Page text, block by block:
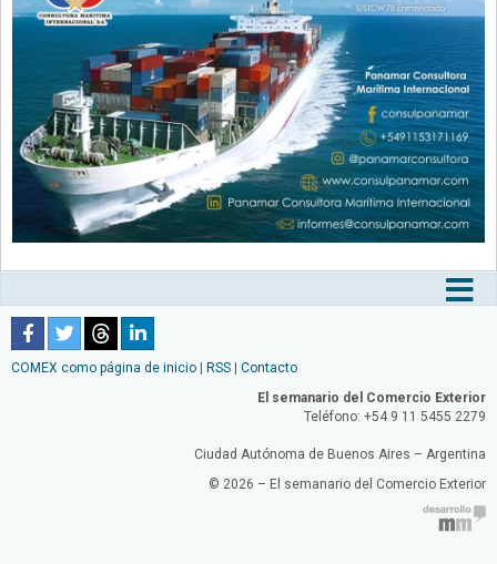
COMEX como página de inicio | RSS | Contacto
El semanario del Comercio Exterior
Teléfono: +54 9 11 5455 2279
Ciudad Autónoma de Buenos Aires – Argentina
© 2026 – El semanario del Comercio Exterior